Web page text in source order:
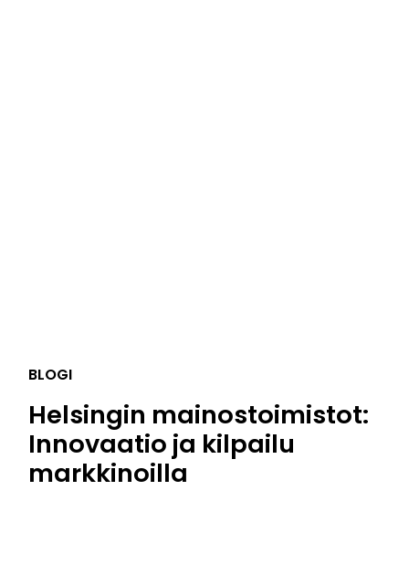
BLOGI
Helsingin mainostoimistot:
Innovaatio ja kilpailu
markkinoilla